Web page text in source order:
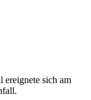
ereignete sich am